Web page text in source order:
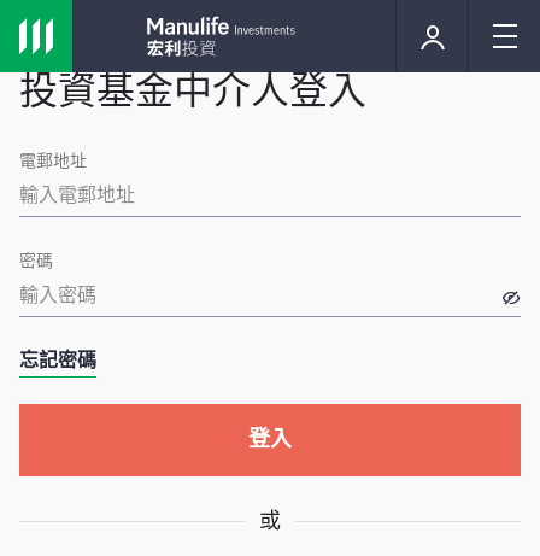
投資基金中介人登入
電郵地址
密碼
忘記密碼
登入
或